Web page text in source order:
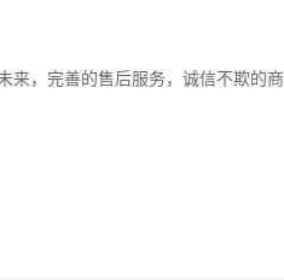
来，完善的售后服务，诚信不欺的商